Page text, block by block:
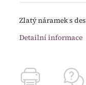
Zlatý náramek s
Detailní informace